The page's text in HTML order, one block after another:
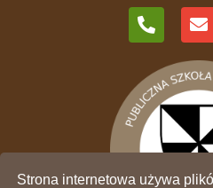
Strona internetowa używa